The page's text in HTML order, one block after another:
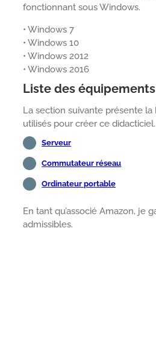
fonctionnant sous Windows.
• Windows 7
• Windows 10
• Windows 2012
• Windows 2016
Liste des équipements
La section suivante présente
utilisés pour créer ce didacticiel.
Serveur
Commutateur réseau
Ordinateur portable
En tant qu’associé Amazon, je
admissibles.